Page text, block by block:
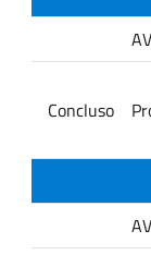
Concluso